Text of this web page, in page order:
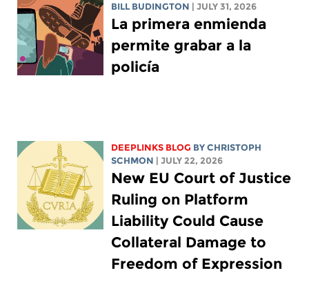
BILL BUDINGTON | JULY 31, 2026
La primera enmienda
permite grabar a la
policía
DEEPLINKS BLOG BYCHRISTOPH
SCHMON | JULY 22, 2026
New EU Court of Justice
Ruling on Platform
Liability Could Cause
Collateral Damage to
Freedom of Expression